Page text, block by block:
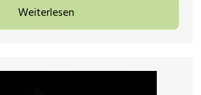
Weiterlesen